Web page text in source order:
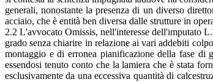
generali, nonostante la presenza di un diverso
acciaio, che è entità ben diversa dalle strutture in
2.2 L'avvocato Omissis, nell'interesse dell'imputato
grado senza chiarire in relazione ai vari addebiti
montaggio e di erronea pianificazione della fase di
essendosi tenuto conto che la lamiera che è stata
esclusivamente da una eccessiva quantità di